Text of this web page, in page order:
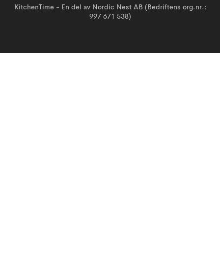
KitchenTime - En del av Nordic Nest AB (Bedriftens org.nr.:
997 671 538)